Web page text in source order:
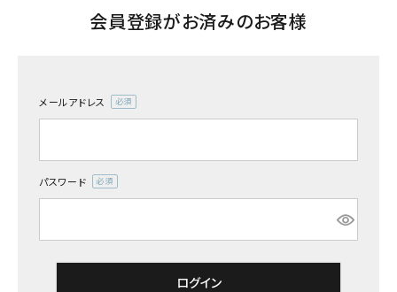
会員登録がお済みのお客様
メールアドレス
パスワード
ログイン